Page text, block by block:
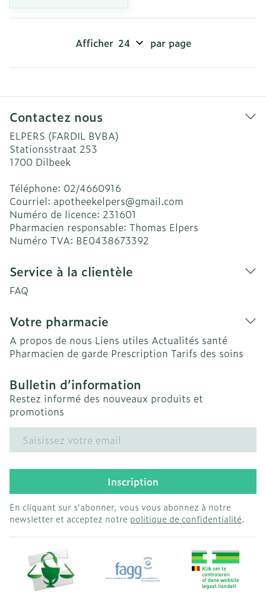
Afficher par page
Contactez nous
ELPERS (FARDIL BVBA)
Stationsstraat 253
1700 Dilbeek
Téléphone: 02/4660916
Courriel: apotheekelpers@gmail.com
Numéro de licence: 231601
Pharmacien responsable: Thomas Elpers
Numéro TVA: BE0438673392
Service à la clientèle
FAQ
Votre pharmacie
A propos de nous Liens utiles Actualités santé
Pharmacien de garde Prescription Tarifs des soins
Bulletin d’information
Restez informé des nouveaux produits et
promotions
Adresse mail
Inscription
En cliquant sur s'abonner, vous vous abonnez à notre
newsletter et acceptez notre politique de confidentialité.